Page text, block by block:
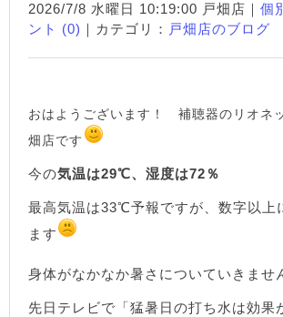
2026/7/8 水曜日 10:19:00 戸畑店｜ 個
ント (0) ｜カテゴリ： 戸畑店のブログ
おはようございます！ 補聴器のリオネ
畑店です
今の気温は29℃、湿度は72％
最高気温は33℃予報ですが、数字以上
ます
身体がなかなか暑さについていきませ
先日テレビで「猛暑日の打ち水は効果